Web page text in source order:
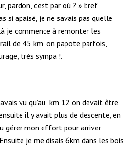
pardon, c’est par où ? » bref
si apaisé, je ne savais pas quelle
je commence à remonter les
de 45 km, on papote parfois,
très sympa !.
vu qu’au km 12 on devait être
il y avait plus de descente, en
gérer mon effort pour arriver
je me disais 6km dans les bois